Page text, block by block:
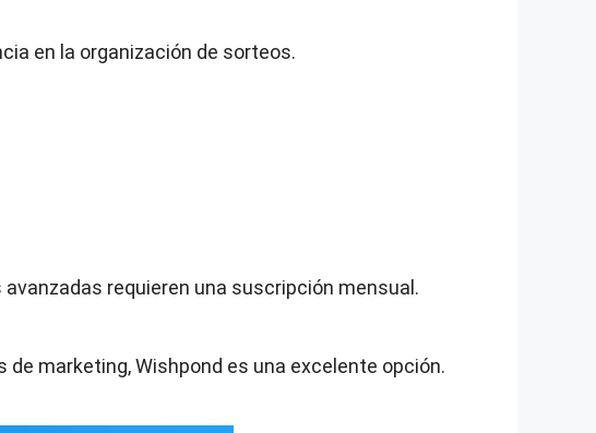
en la organización de sorteos.
requieren una suscripción mensual.
marketing, Wishpond es una excelente opción.